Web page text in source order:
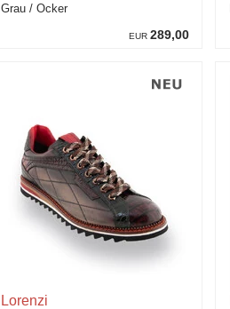
EUR 289,00
Grau / Ocker
Lorenzi